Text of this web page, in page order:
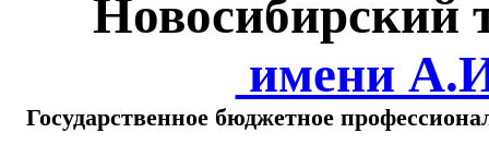
Новосибирский
имени
Государственное бюджетное